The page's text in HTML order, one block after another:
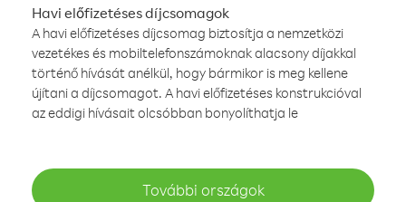
Havi előfizetéses díjcsomagok
A havi előfizetéses díjcsomag biztosítja a nemzetközi
vezetékes és mobiltelefonszámoknak alacsony díjakkal
történő hívását anélkül, hogy bármikor is meg kellene
újítani a díjcsomagot. A havi előfizetéses konstrukcióval
az eddigi hívásait olcsóbban bonyolíthatja le
További országok